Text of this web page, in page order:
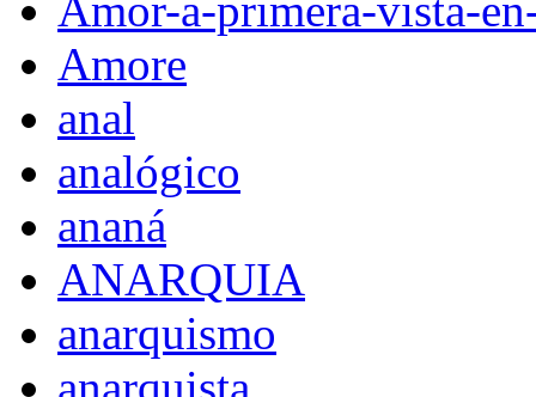
Amor-a-primera-vista-
Amore
anal
analógico
ananá
ANARQUIA
anarquismo